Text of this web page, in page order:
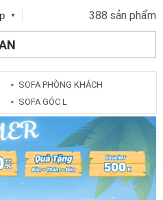
▼ 388 sản phẩm
► SOFA PHÒNG KHÁCH
► SOFA GÓC L